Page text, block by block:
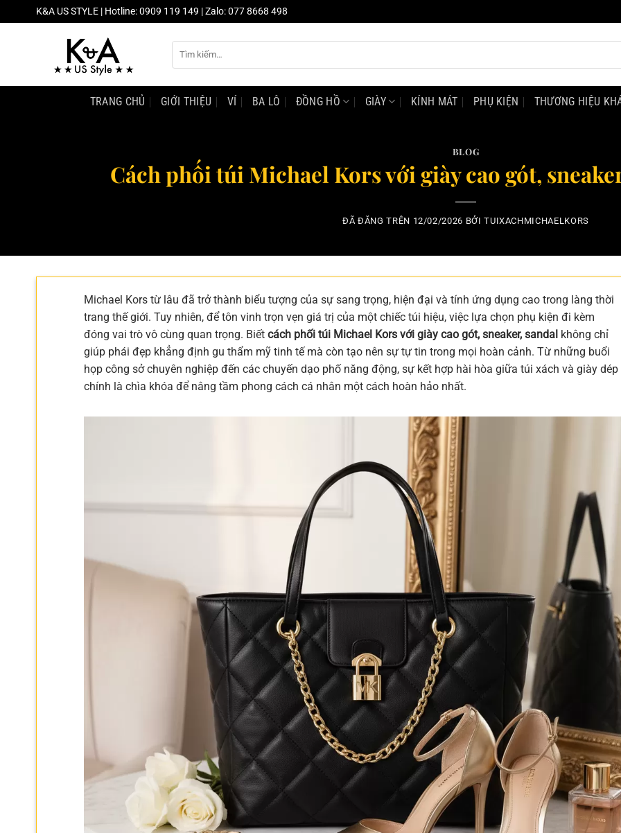
đến
K&A US STYLE | Hotline: 0909 119 149 | Zalo: 077 8668 498
kiếm:
TRANG CHỦ GIỚI THIỆU VÍ BA LÔ ĐỒNG HỒ GIÀY KÍNH MÁT PHỤ KIỆN THƯƠNG HIỆU
BLOG
Cách phối túi Michael Kors với giày cao gót,
ĐÃ ĐĂNG TRÊN 12/02/2026 BỞITUIXACHMICHAELKORS
Michael Kors từ lâu đã trở thành biểu tượng của sự sang trọng, hiện đại và tính ứng dụng cao trong làng thời
trang thế giới. Tuy nhiên, để tôn vinh trọn vẹn giá trị của một chiếc túi hiệu, việc lựa chọn phụ kiện đi kèm
đóng vai trò vô cùng quan trọng. Biết cách phối túi Michael Kors với giày cao gót, sneaker, sandal không chỉ
giúp phái đẹp khẳng định gu thẩm mỹ tinh tế mà còn tạo nên sự tự tin trong mọi hoàn cảnh. Từ những buổi
họp công sở chuyên nghiệp đến các chuyến dạo phố năng động, sự kết hợp hài hòa giữa túi xách và giày dép
chính là chìa khóa để nâng tầm phong cách cá nhân một cách hoàn hảo nhất.